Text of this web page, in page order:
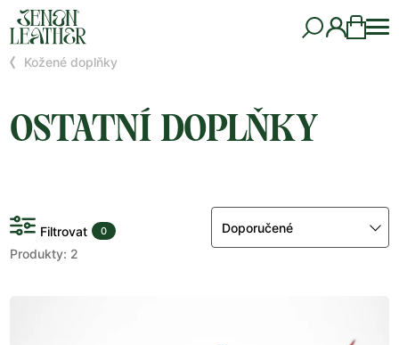
Kožené doplňky
OSTATNÍ DOPLŇKY
Filtrovat 0
Produkty: 2
Doporučené